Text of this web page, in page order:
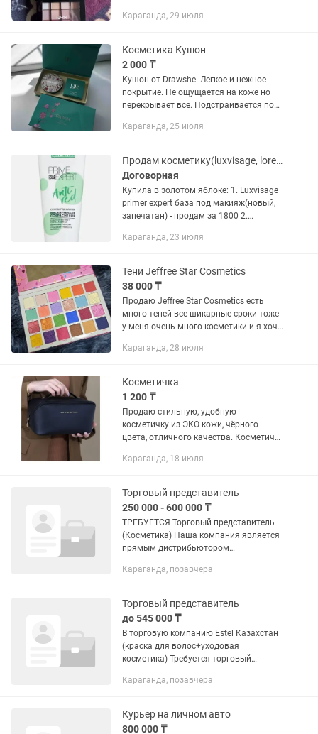
палетка для осветления лица - 1200 тг
Караганда, 29 июля
Косметика Кушон
2 000 ₸
Кушон от Drawshe. Легкое и нежное
покрытие. Не ощущается на коже но
перекрывает все. Подстраивается под
удобно носить с собой🫶🏼
Караганда, 25 июля
Продам косметику(luxvisage, loreal)
Договорная
Купила в золотом яблоке: 1. Luxvisage
primer expert база под макияж(новый,
запечатан) - продам за 1800 2.
раз пользовалась, купила случайно 2) -
Караганда, 23 июля
Тени Jeffree Star Cosmetics
38 000 ₸
Продаю Jeffree Star Cosmetics есть
много теней все шикарные сроки тоже
у меня очень много косметики и я хочу
указана за 1 шт есть торг
Караганда, 28 июля
Косметичка
1 200 ₸
Продаю стильную, удобную
косметичку из ЭКО кожи, чёрного
цвета, отличного качества. Косметичка
подарок женщинам. Находимся на
Караганда, 18 июля
Торговый представитель
250 000 - 600 000 ₸
ТРЕБУЕТСЯ Торговый представитель
(Косметика) Наша компания является
прямым дистрибьютором
развитием территории, открыта
Твои...
Караганда, позавчера
Торговый представитель
до 545 000 ₸
В торговую компанию Estel Казахстан
(краска для волос+уходовая
косметика) Требуется торговый
опытом работы) на район
График 5/2 с...
Караганда, позавчера
Курьер на личном авто
800 000 ₸